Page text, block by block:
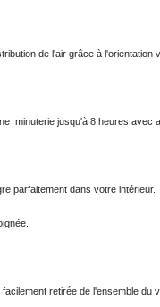
de l'air grâce à
minuterie jusqu'à 8 heures avec
parfaitement dans votre intérieur.
retirée de l'ensemble du